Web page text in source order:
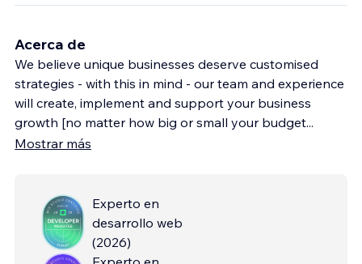
Acerca de
We believe unique businesses deserve customised
strategies - with this in mind - our team and experience
will create, implement and support your business
growth [no matter how big or small your budget...
Mostrar más
Experto en
desarrollo web
(2026)